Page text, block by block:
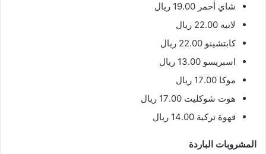
شاي أحمر 19.00 ريال
لاتيه 22.00 ريال
كابتشينو 22.00 ريال
اسبريسو 13.00 ريال
موكا 17.00 ريال
هوت شوكليت 17.00 ريال
قهوة تركية 14.00 ريال
المشروبات الباردة